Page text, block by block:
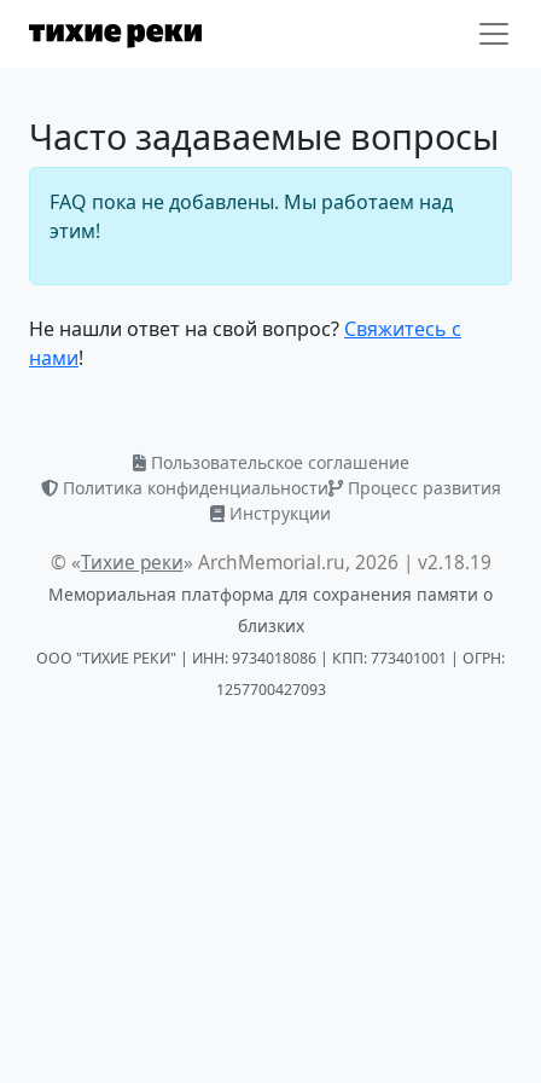
Часто задаваемые вопросы
FAQ пока не добавлены. Мы работаем над
этим!
Не нашли ответ на свой вопрос? Свяжитесь с
нами!
Пользовательское соглашение
Политика конфиденциальности
Процесс развития
Инструкции
© «Тихие реки» ArchMemorial.ru, 2026 | v2.18.19
Мемориальная платформа для сохранения памяти о
близких
ООО "ТИХИЕ РЕКИ" | ИНН: 9734018086 | КПП: 773401001 | ОГРН:
1257700427093